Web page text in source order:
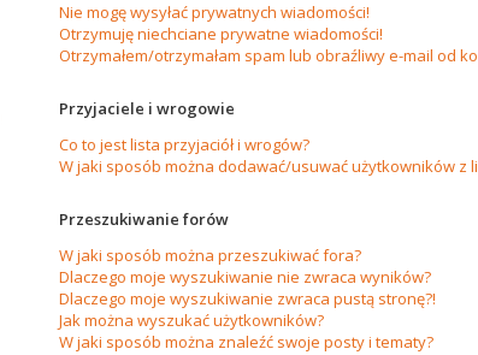
Nie mogę wysyłać prywatnych wiadomości!
Otrzymuję niechciane prywatne wiadomości!
Otrzymałem/otrzymałam spam lub obraźliwy e-mail od
Przyjaciele i wrogowie
Co to jest lista przyjaciół i wrogów?
W jaki sposób można dodawać/usuwać użytkowników z
Przeszukiwanie forów
W jaki sposób można przeszukiwać fora?
Dlaczego moje wyszukiwanie nie zwraca wyników?
Dlaczego moje wyszukiwanie zwraca pustą stronę?!
Jak można wyszukać użytkowników?
W jaki sposób można znaleźć swoje posty i tematy?